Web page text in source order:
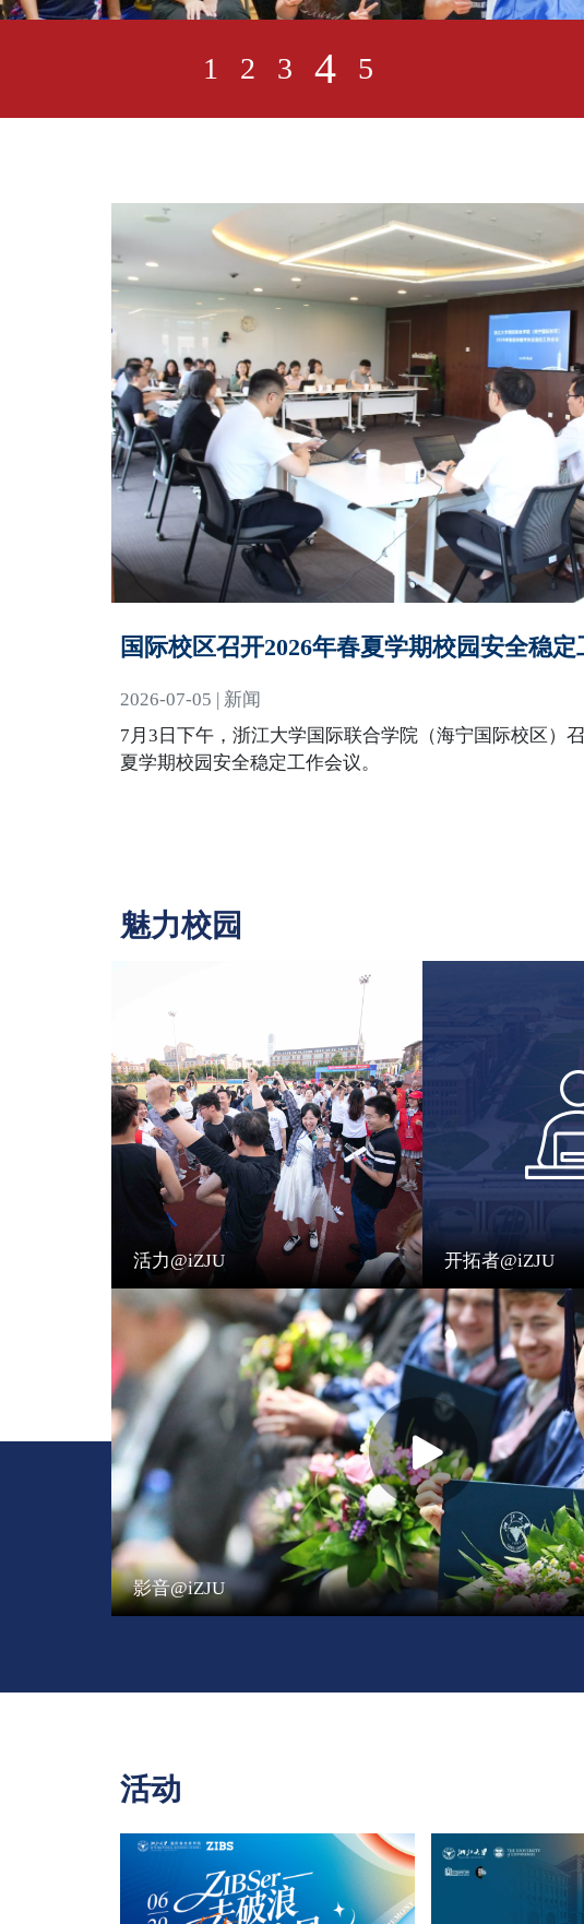
1 2 3 4 5
国际校区召开2026年春夏学期校园安全稳定
2026-07-05 | 新闻
7月3日下午，浙江大学国际联合学院（海宁国际校区）
夏学期校园安全稳定工作会议。
魅力校园
活力@iZJU 开拓者@iZJU
影音@iZJU
活动